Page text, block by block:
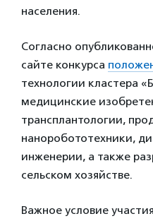
населения.
Согласно
сайте конкурса
технологии кластера
медицинские
трансплантологии,
наноробототехники,
инженерии, а также
сельском хозяйстве.
Важное условие